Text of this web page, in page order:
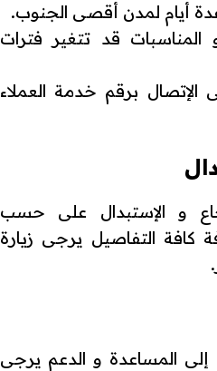
أيام لمدن أقصى الجنوب.
المناسبات قد تتغير فترات
برقم خدمة العملاء
و الإستبدال على حسب
كافة التفاصيل يرجى زيارة
المساعدة و الدعم يرجى